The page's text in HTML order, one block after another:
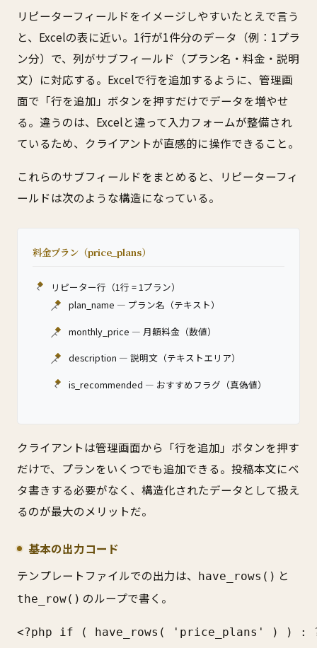
リピーターフィールドをイメージしやすいたとえで言う
と、Excelの表に近い。1行が1件分のデータ（例：1プラ
ン分）で、列がサブフィールド（プラン名・料金・説明
文）に対応する。Excelで行を追加するように、管理画
面で「行を追加」ボタンを押すだけでデータを増やせ
る。違うのは、Excelと違って入力フォームが整備され
ているため、クライアントが直感的に操作できること。
これらのサブフィールドをまとめると、リピーターフィ
ールドは次のような構造になっている。
料金プラン（price_plans）
リピーター行（1行 = 1プラン）
plan_name — プラン名（テキスト）
monthly_price — 月額料金（数値）
description — 説明文（テキストエリア）
is_recommended — おすすめフラグ（真偽値）
クライアントは管理画面から「行を追加」ボタンを押す
だけで、プランをいくつでも追加できる。投稿本文にベ
タ書きする必要がなく、構造化されたデータとして扱え
るのが最大のメリットだ。
基本の出力コード
テンプレートファイルでの出力は、 have_rows() と
the_row() のループで書く。
<?php if ( have_rows( 'price_plans' ) ) :